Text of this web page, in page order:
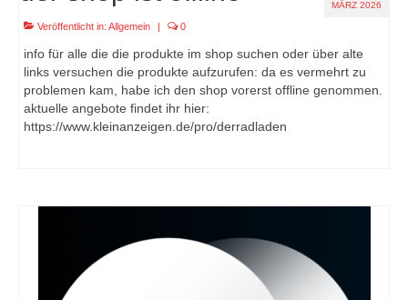
MÄRZ 2026
Veröffentlicht in: Allgemein 0
info für alle die die produkte im shop suchen oder über alte
links versuchen die produkte aufzurufen: da es vermehrt zu
problemen kam, habe ich den shop vorerst offline genommen.
aktuelle angebote findet ihr hier:
https://www.kleinanzeigen.de/pro/derradladen